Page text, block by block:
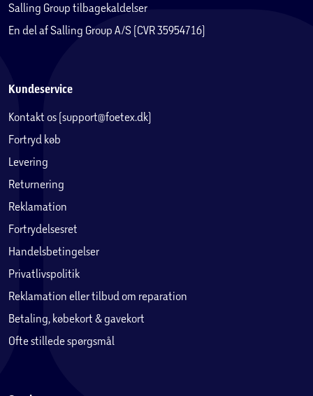
Salling Group tilbagekaldelser
En del af Salling Group A/S (CVR 35954716)
Kundeservice
Kontakt os (support@foetex.dk)
Fortryd køb
Levering
Returnering
Reklamation
Fortrydelsesret
Handelsbetingelser
Privatlivspolitik
Reklamation eller tilbud om reparation
Betaling, købekort & gavekort
Ofte stillede spørgsmål